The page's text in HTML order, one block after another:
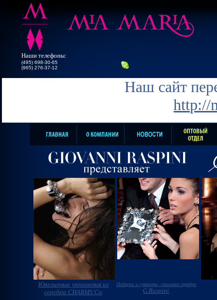
Наши телефоны:
(495) 698-30-65
(965) 276-37-12
Наш сайт
http://
Ювелирные украшения из
серебра CHARMS'Co
Подарки и сувениры, столовое серебро
G.Raspini